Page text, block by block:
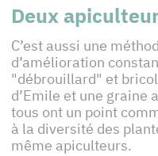
Deux
C’est aussi une
d’amélioration
"débrouillard" et
d’Emile et une graine
tous ont un point
à la diversité des
même apiculteurs.